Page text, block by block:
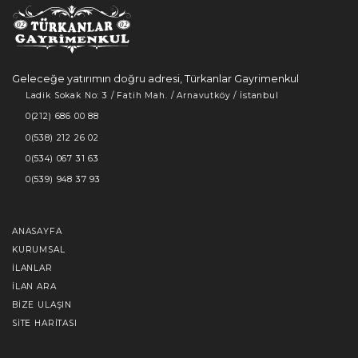
Geleceğe yatırımın doğru adresi, Türkanlar Gayrimenkul
Ladik Sokak No: 3 / Fatih Mah. / Arnavutköy / İstanbul
0(212) 686 00 88
0(538) 212 26 02
0(534) 067 31 63
0(539) 948 37 93
ANASAYFA
KURUMSAL
İLANLAR
İLAN ARA
BIZE ULAŞIN
SITE HARITASI